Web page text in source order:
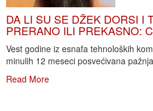
DA LI SU SE DŽEK DORSI I
PRERANO ILI PREKASNO:
Vest godine iz esnafa tehnoloških
minulih 12 meseci posvećivana
Read More